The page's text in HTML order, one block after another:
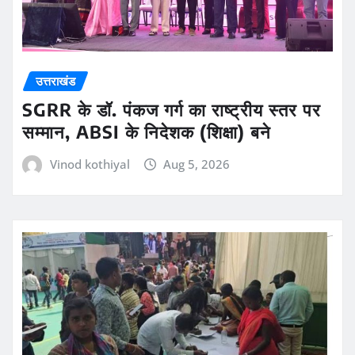
उत्तराखंड
SGRR के डॉ. पंकज गर्ग का राष्ट्रीय स्तर पर
सम्मान, ABSI के निदेशक (शिक्षा) बने
Vinod kothiyal Aug 5, 2026